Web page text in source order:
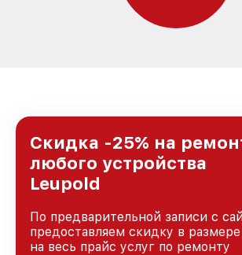
Скидка -25% на
любого устройства
Leupold
По предварительной записи с
предоставляем скидку в
на весь прайс услуг по ремонту